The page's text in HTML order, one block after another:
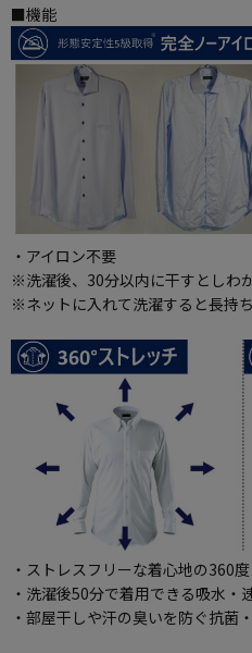
■機能
・アイロン不要
※洗濯後、30分以内に干すとしわ
※ネットに入れて洗濯すると長持ち
・ストレスフリーな着心地の360
・洗濯後50分で着用できる吸水・
・部屋干しや汗の臭いを防ぐ抗菌